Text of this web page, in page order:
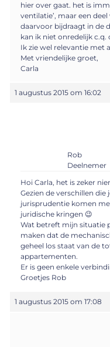
hier over gaat. het is
ventilatie’, maar een
daarvoor bijdraagt in de
kan ik niet onredelijk c.q.
Ik zie wel relevantie met
Met vriendelijke groet,
Carla
1 augustus 2015 om 16:02
Rob
Deelnemer
Hoi Carla, het is zeker
Gezien de verschillen
jurisprudentie komen
juridische kringen 😉
Wat betreft mijn situatie
maken dat de
geheel los staat van de
appartementen.
Er is geen enkele
Groetjes Rob
1 augustus 2015 om 17:08